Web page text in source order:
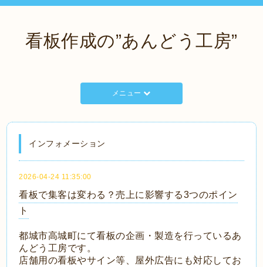
看板作成の”あんどう工房”
メニュー
インフォメーション
2026-04-24 11:35:00
看板で集客は変わる？売上に影響する3つのポイン
ト
都城市高城町にて看板の企画・製造を行っているあ
んどう工房です。
店舗用の看板やサイン等、屋外広告にも対応してお